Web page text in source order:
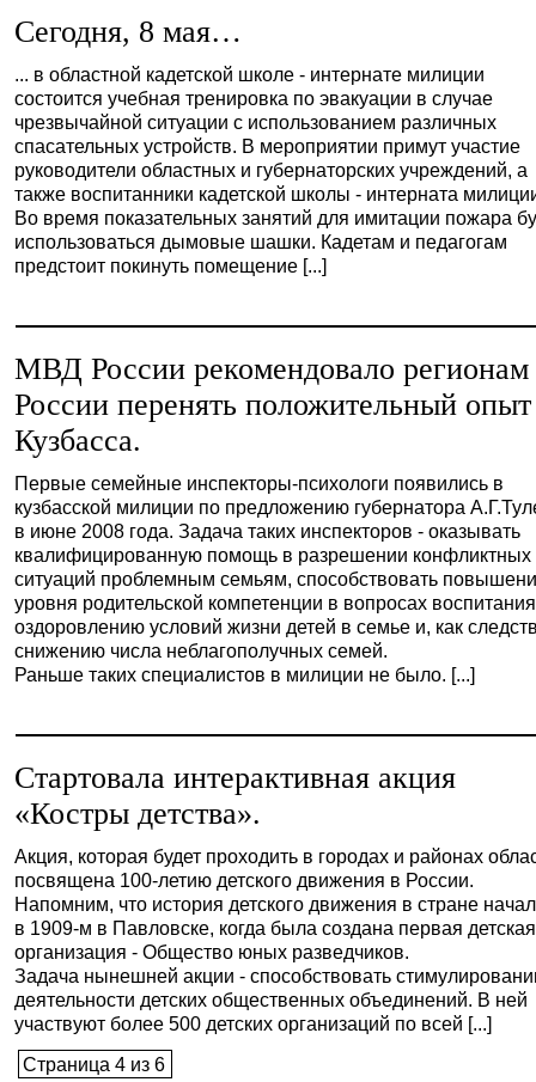
Сегодня, 8 мая…
... в областной кадетской школе - интернате милиции
состоится учебная тренировка по эвакуации в случае
чрезвычайной ситуации с использованием различных
спасательных устройств. В мероприятии примут участие
руководители областных и губернаторских учреждений, а
также воспитанники кадетской школы - интерната
Во время показательных занятий для имитации пожара
использоваться дымовые шашки. Кадетам и педагогам
предстоит покинуть помещение [...]
МВД России рекомендовало регионам
России перенять положительный опыт
Кузбасса.
Первые семейные инспекторы-психологи появились в
кузбасской милиции по предложению губернатора
в июне 2008 года. Задача таких инспекторов - оказывать
квалифицированную помощь в разрешении конфликтных
ситуаций проблемным семьям, способствовать
уровня родительской компетенции в вопросах
оздоровлению условий жизни детей в семье и, как
снижению числа неблагополучных семей.
Раньше таких специалистов в милиции не было. [...]
Стартовала интерактивная акция
«Костры детства».
Акция, которая будет проходить в городах и районах
посвящена 100-летию детского движения в России.
Напомним, что история детского движения в стране
в 1909-м в Павловске, когда была создана первая детская
организация - Общество юных разведчиков.
Задача нынешней акции - способствовать
деятельности детских общественных объединений. В ней
участвуют более 500 детских организаций по всей [...]
Страница 4 из 6